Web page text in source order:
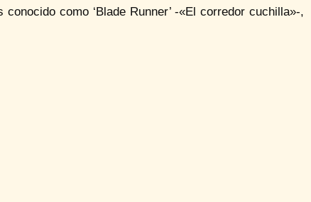
como ‘Blade Runner’ -«El corredor cuchilla»-,